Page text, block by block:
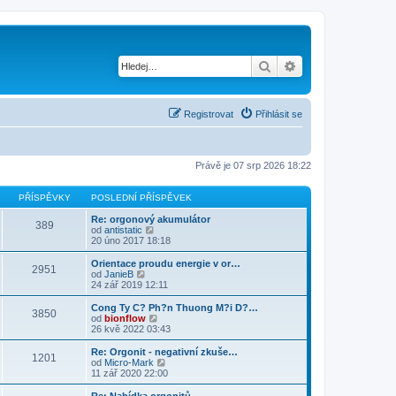
Hledat
Přihlásit se
Registrovat
Právě je 07 srp 2026 18:22
PŘÍSPĚVKY POSLEDNÍ PŘÍSPĚVEK
389
Re: orgonový akumulátor
od antistatic
o
b
r
z
t
p
o
s
e
d
n
í
20 úno 2017 18:18
2951
Orientace proudu energie v or…
od JanieB
o
b
r
a
z
p
o
s
24 zář 2019 12:11
3850
Cong Ty C? Ph?n Thuong M?i D?…
od bionflow
o
b
r
a
z
26 kvě 2022 03:43
1201
Re: Orgonit - negativní zkuše…
od Micro-Mark
o
b
r
11 zář 2020 22:00